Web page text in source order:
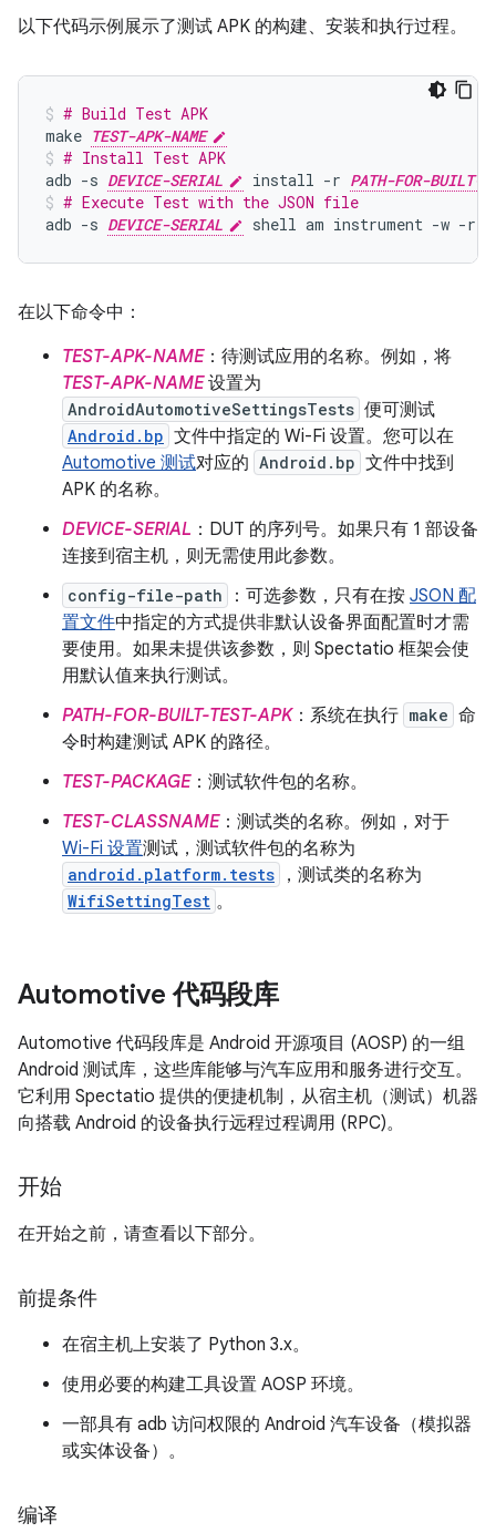
以下代码示例展示了测试 APK 的构建、安装和执行过程。
# Build Test APK
make TEST-APK-NAME
# Install Test APK
adb -s DEVICE-SERIAL install -r PATH-FOR-BUILT-
# Execute Test with the JSON file
adb -s DEVICE-SERIAL shell am instrument -w -r
在以下命令中：
TEST-APK-NAME：待测试应用的名称。例如，将
TEST-APK-NAME设置为
AndroidAutomotiveSettingsTests 便可测试
Android.bp 文件中指定的 Wi-Fi 设置。您可以在
Automotive 测试对应的 Android.bp 文件中找到
APK 的名称。
DEVICE-SERIAL ：DUT 的序列号。如果只有 1 部设备
连接到宿主机，则无需使用此参数。
config-file-path ：可选参数，只有在按 JSON 配
置文件中指定的方式提供非默认设备界面配置时才需
要使用。如果未提供该参数，则 Spectatio 框架会使
用默认值来执行测试。
PATH-FOR-BUILT-TEST-APK：系统在执行 make 命
令时构建测试 APK 的路径。
TEST-PACKAGE：测试软件包的名称。
TEST-CLASSNAME：测试类的名称。例如，对于
Wi-Fi 设置测试，测试软件包的名称为
android.platform.tests ，测试类的名称为
WifiSettingTest 。
Automotive 代码段库
Automotive 代码段库是 Android 开源项目 (AOSP) 的一组
Android 测试库，这些库能够与汽车应用和服务进行交互。
它利用 Spectatio 提供的便捷机制，从宿主机（测试）机器
向搭载 Android 的设备执行远程过程调用 (RPC)。
开始
在开始之前，请查看以下部分。
前提条件
在宿主机上安装了 Python 3.x。
使用必要的构建工具设置 AOSP 环境。
一部具有 adb 访问权限的 Android 汽车设备（模拟器
或实体设备）。
编译